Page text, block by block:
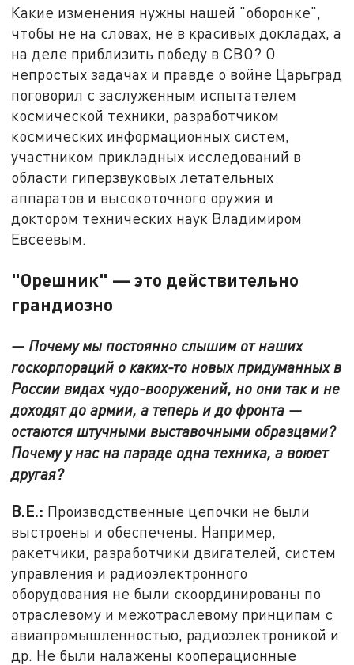
Какие изменения нужны нашей "оборонке",
чтобы не на словах, не в красивых докладах, а
на деле приблизить победу в СВО? О
непростых задачах и правде о войне Царьград
поговорил с заслуженным испытателем
космической техники, разработчиком
космических информационных систем,
участником прикладных исследований в
области гиперзвуковых летательных
аппаратов и высокоточного оружия и
доктором технических наук Владимиром
Евсеевым.
"Орешник" — это действительно
грандиозно
— Почему мы постоянно слышим от наших
госкорпораций о каких-то новых придуманных в
России видах чудо-вооружений, но они так и не
доходят до армии, а теперь и до фронта —
остаются штучными выставочными образцами?
Почему у нас на параде одна техника, а воюет
другая?
В.Е.: Производственные цепочки не были
выстроены и обеспечены. Например,
ракетчики, разработчики двигателей, систем
управления и радиоэлектронного
оборудования не были скоординированы по
отраслевому и межотраслевому принципам с
авиапромышленностью, радиоэлектроникой и
др. Не были налажены кооперационные